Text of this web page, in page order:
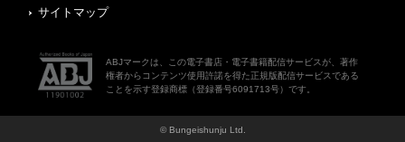
サイトマップ
ABJマークは、この電子書店・電子書籍配信サービスが、著作
権者からコンテンツ使用許諾を得た正規版配信サービスである
ことを示す登録商標（登録番号6091713号）です。
© Bungeishunju Ltd.